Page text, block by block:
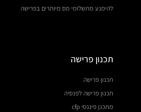
להימנע מתשלומי מס מיותרים בפרישה
תכנון פרישה
תכנון פרישה
תכנון פרישה לפנסיה
מתכנן פיננסי cfp